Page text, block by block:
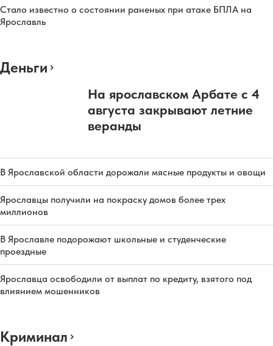
Стало известно о состоянии раненых при атаке БПЛА на
Ярославль
Деньги
На ярославском Арбате с 4
августа закрывают летние
веранды
В Ярославской области дорожали мясные продукты и овощи
Ярославцы получили на покраску домов более трех
миллионов
В Ярославле подорожают школьные и студенческие
проездные
Ярославца освободили от выплат по кредиту, взятого под
влиянием мошенников
Криминал